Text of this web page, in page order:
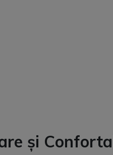
și